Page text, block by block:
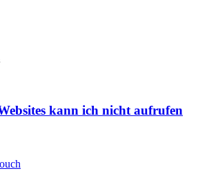
kann ich nicht aufrufen